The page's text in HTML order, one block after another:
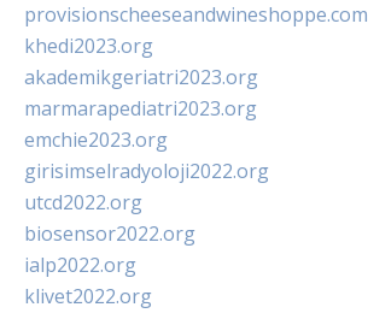
provisionscheeseandwineshoppe.com
khedi2023.org
akademikgeriatri2023.org
marmarapediatri2023.org
emchie2023.org
girisimselradyoloji2022.org
utcd2022.org
biosensor2022.org
ialp2022.org
klivet2022.org